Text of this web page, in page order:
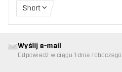
Short
Wyślij e-mail
Odpowiedź w ciągu 1 dnia roboczego